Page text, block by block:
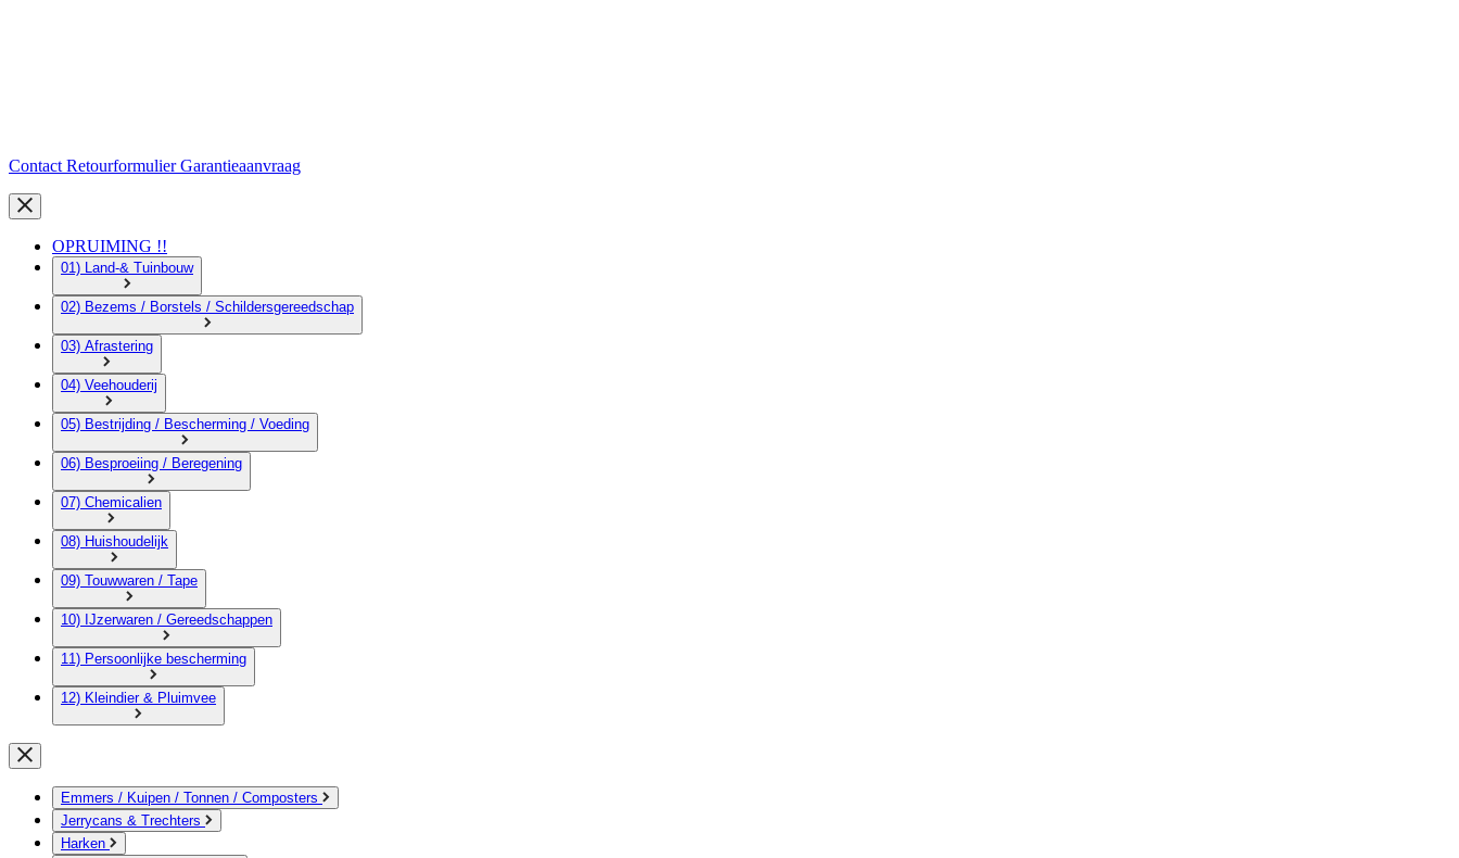
Contact RetourformulierGarantieaanvraag
OPRUIMING !!
01) Land-& Tuinbouw
02) Bezems / Borstels / Schildersgereedschap
03) Afrastering
04) Veehouderij
05) Bestrijding / Bescherming / Voeding
06) Besproeiing / Beregening
07) Chemicalien
08) Huishoudelijk
09) Touwwaren / Tape
10) IJzerwaren / Gereedschappen
11) Persoonlijke bescherming
12) Kleindier & Pluimvee
Emmers / Kuipen / Tonnen / Composters
Jerrycans & Trechters
Harken